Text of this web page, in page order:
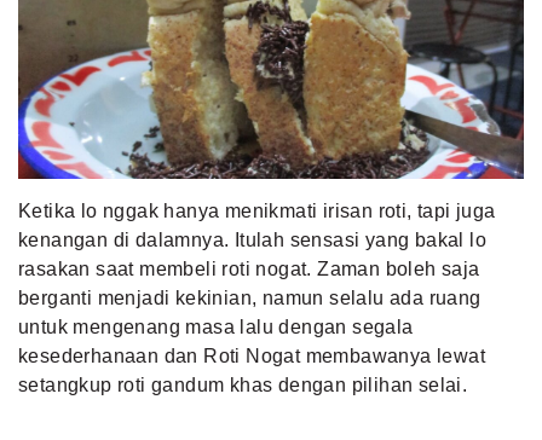
MLDPODCAST
VIDEOS
MLDPOINTS
Ketika lo nggak hanya menikmati irisan roti, tapi juga
kenangan di dalamnya. Itulah sensasi yang bakal lo
rasakan saat membeli roti nogat. Zaman boleh saja
berganti menjadi kekinian, namun selalu ada ruang
untuk mengenang masa lalu dengan segala
kesederhanaan dan Roti Nogat membawanya lewat
setangkup roti gandum khas dengan pilihan selai.